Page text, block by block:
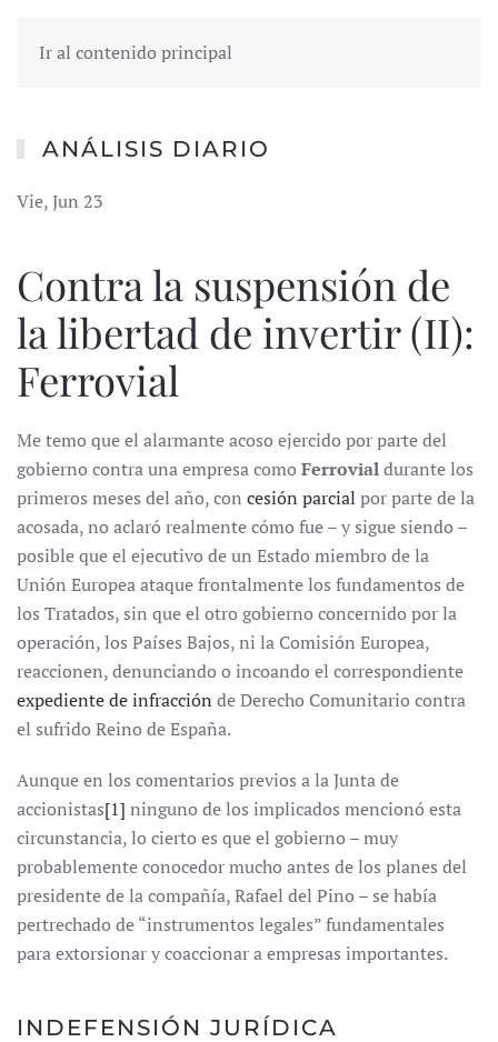
Ir al contenido principal
ANÁLISIS DIARIO
Vie, Jun 23
Contra la suspensión de
la libertad de invertir (II):
Ferrovial
Me temo que el alarmante acoso ejercido por parte del
gobierno contra una empresa como Ferrovialdurante los
primeros meses del año, con cesión parcial por parte de la
acosada, no aclaró realmente cómo fue – y sigue siendo –
posible que el ejecutivo de un Estado miembro de la
Unión Europea ataque frontalmente los fundamentos de
los Tratados, sin que el otro gobierno concernido por la
operación, los Países Bajos, ni la Comisión Europea,
reaccionen, denunciando o incoando el correspondiente
expediente de infracción de Derecho Comunitario contra
el sufrido Reino de España.
Aunque en los comentarios previos a la Junta de
accionistas[1] ninguno de los implicados mencionó esta
circunstancia, lo cierto es que el gobierno – muy
probablemente conocedor mucho antes de los planes del
presidente de la compañía, Rafael del Pino – se había
pertrechado de “instrumentos legales” fundamentales
para extorsionar y coaccionar a empresas importantes.
INDEFENSIÓN JURÍDICA